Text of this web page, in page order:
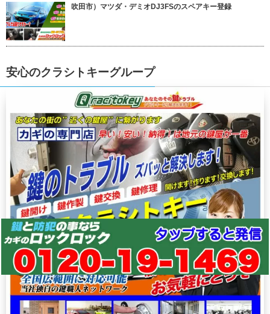
吹田市）マツダ・デミオDJ3FSのスペアキー登録
安心のクラシトキーグループ